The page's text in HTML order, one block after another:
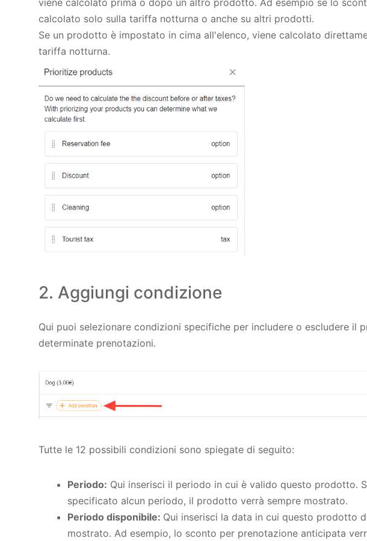
viene calcolato prima o dopo un altro prodotto. Ad esempio se lo
calcolato solo sulla tariffa notturna o anche su altri prodotti.
Se un prodotto è impostato in cima all'elenco, viene calcolato
tariffa notturna.
2. Aggiungi condizione
Qui puoi selezionare condizioni specifiche per includere o escludere il
determinate prenotazioni.
Tutte le 12 possibili condizioni sono spiegate di seguito:
Periodo: Qui inserisci il periodo in cui è valido questo prodotto.
specificato alcun periodo, il prodotto verrà sempre mostrato.
Periodo disponibile: Qui inserisci la data in cui questo prodotto
mostrato. Ad esempio, lo sconto per prenotazione anticipata